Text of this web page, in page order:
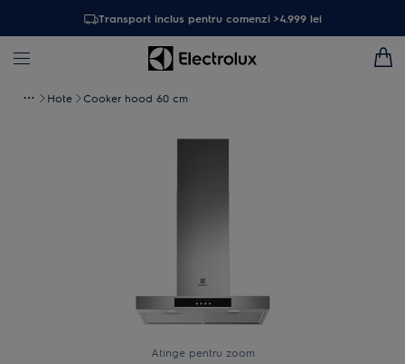
Transport inclus pentru comenzi >4.999 lei
Hote Cooker hood 60 cm
Atinge pentru zoom